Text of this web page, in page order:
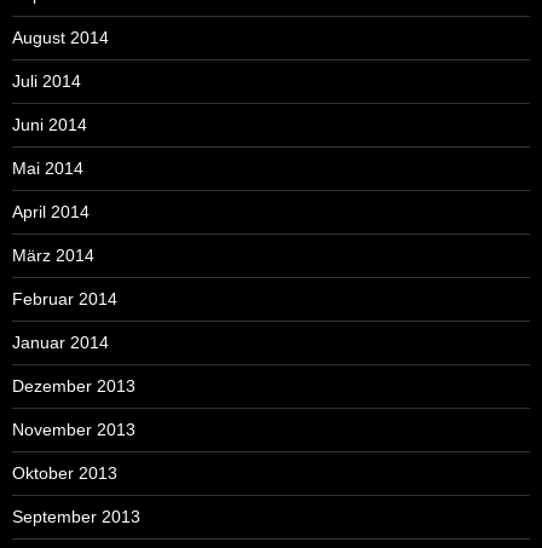
August 2014
Juli 2014
Juni 2014
Mai 2014
April 2014
März 2014
Februar 2014
Januar 2014
Dezember 2013
November 2013
Oktober 2013
September 2013